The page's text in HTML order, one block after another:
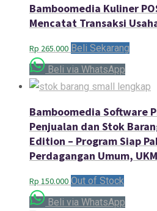
Bamboomedia Kuliner
Mencatat Transaksi
Rp 265.000 Beli Sekarang
Beli via WhatsApp
Bamboomedia Software
Penjualan dan Stok
Edition – Program Siap
Perdagangan Umum,
Rp 150.000 Out of Stock
Beli via WhatsApp